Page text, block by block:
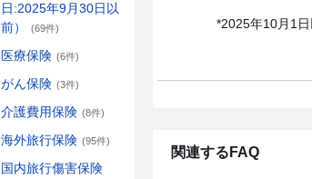
日:2025年9月30日以
前）
(69件)
医療保険 (6件)
がん保険 (3件)
介護費用保険 (8件)
海外旅行保険 (95件)
国内旅行傷害保険
*2025年10月1
関連するFAQ